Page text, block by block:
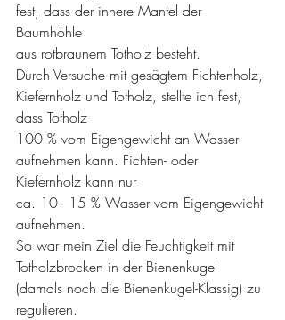
fest, dass der innere Mantel der
Baumhöhle
aus rotbraunem Totholz besteht.
Durch Versuche mit gesägtem Fichtenholz,
Kiefernholz und Totholz, stellte ich fest,
dass Totholz
100 % vom Eigengewicht an Wasser
aufnehmen kann. Fichten- oder
Kiefernholz kann nur
ca. 10 - 15 % Wasser vom Eigengewicht
aufnehmen.
So war mein Ziel die Feuchtigkeit mit
Totholzbrocken in der Bienenkugel
(damals noch die Bienenkugel-Klassig) zu
regulieren.